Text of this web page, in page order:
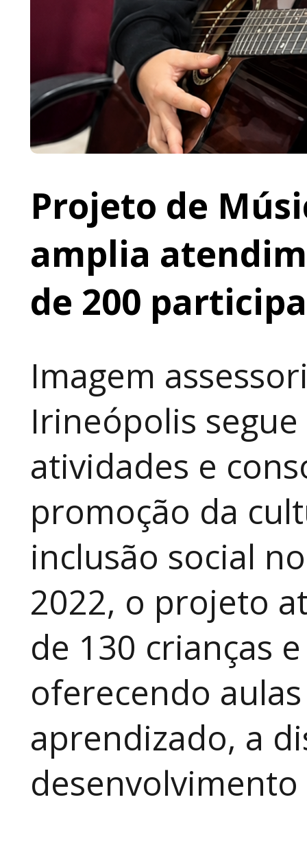
Projeto de
amplia
de 200
Imagem
Irineópolis
atividades e
promoção da
inclusão social
2022, o projeto
de 130 crianças
oferecendo
aprendizado, a